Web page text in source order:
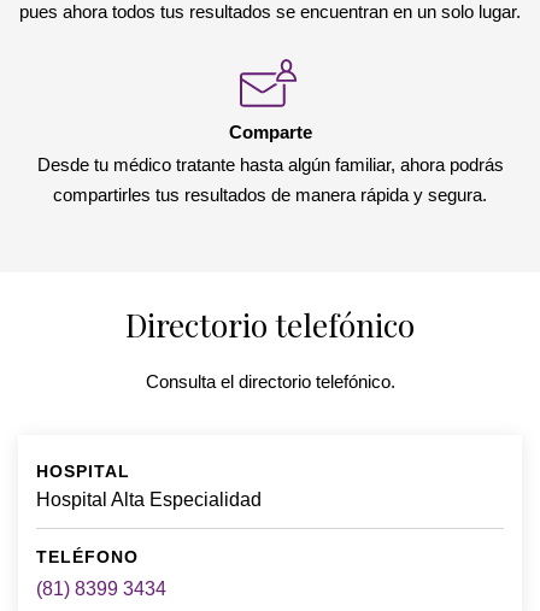
pues ahora todos tus resultados se encuentran en un solo lugar.
Comparte
Desde tu médico tratante hasta algún familiar, ahora podrás
compartirles tus resultados de manera rápida y segura.
Directorio telefónico
Consulta el directorio telefónico.
Hospital Alta Especialidad
(81) 8399 3434